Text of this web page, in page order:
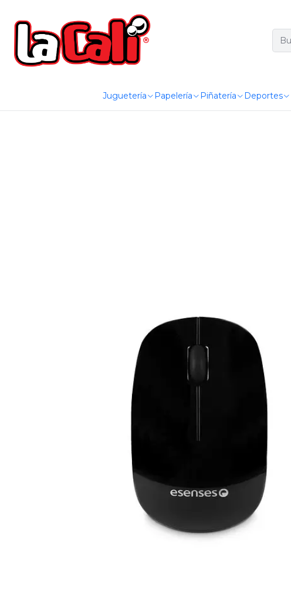
Juguetería Papelería Piñatería Deportes